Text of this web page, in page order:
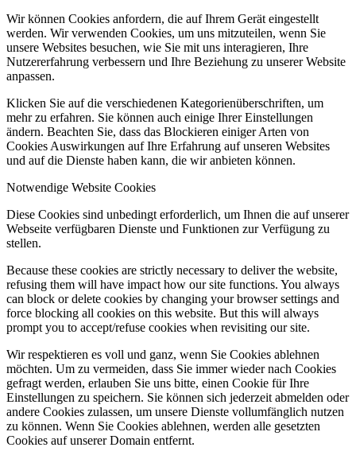
Wir können Cookies anfordern, die auf Ihrem Gerät eingestellt
werden. Wir verwenden Cookies, um uns mitzuteilen, wenn Sie
unsere Websites besuchen, wie Sie mit uns interagieren, Ihre
Nutzererfahrung verbessern und Ihre Beziehung zu unserer Website
anpassen.
Klicken Sie auf die verschiedenen Kategorienüberschriften, um
mehr zu erfahren. Sie können auch einige Ihrer Einstellungen
ändern. Beachten Sie, dass das Blockieren einiger Arten von
Cookies Auswirkungen auf Ihre Erfahrung auf unseren Websites
und auf die Dienste haben kann, die wir anbieten können.
Notwendige Website Cookies
Diese Cookies sind unbedingt erforderlich, um Ihnen die auf unserer
Webseite verfügbaren Dienste und Funktionen zur Verfügung zu
stellen.
Because these cookies are strictly necessary to deliver the website,
refusing them will have impact how our site functions. You always
can block or delete cookies by changing your browser settings and
force blocking all cookies on this website. But this will always
prompt you to accept/refuse cookies when revisiting our site.
Wir respektieren es voll und ganz, wenn Sie Cookies ablehnen
möchten. Um zu vermeiden, dass Sie immer wieder nach Cookies
gefragt werden, erlauben Sie uns bitte, einen Cookie für Ihre
Einstellungen zu speichern. Sie können sich jederzeit abmelden oder
andere Cookies zulassen, um unsere Dienste vollumfänglich nutzen
zu können. Wenn Sie Cookies ablehnen, werden alle gesetzten
Cookies auf unserer Domain entfernt.